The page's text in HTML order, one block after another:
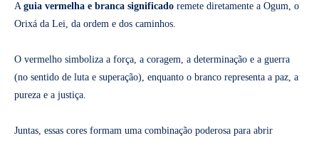
A guia vermelha e branca significado remete diretamente a Ogum, o
Orixá da Lei, da ordem e dos caminhos.
O vermelho simboliza a força, a coragem, a determinação e a guerra
(no sentido de luta e superação), enquanto o branco representa a paz, a
pureza e a justiça.
Juntas, essas cores formam uma combinação poderosa para abrir